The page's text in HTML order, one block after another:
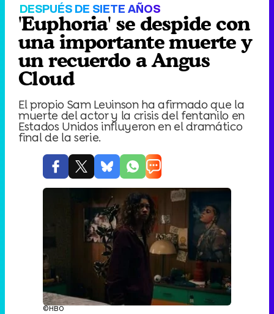
DESPUÉS DE SIETE AÑOS
'Euphoria' se despide con
una importante muerte y
un recuerdo a Angus
Cloud
El propio Sam Levinson ha afirmado que la
muerte del actor y la crisis del fentanilo en
Estados Unidos influyeron en el dramático
final de la serie.
©HBO